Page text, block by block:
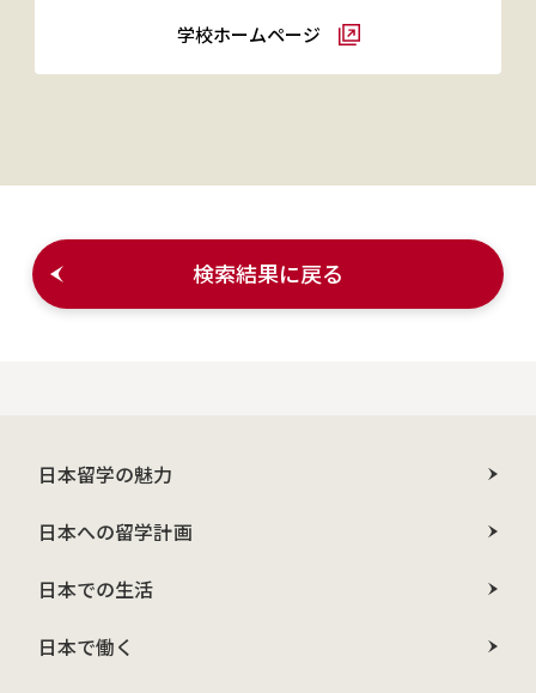
学校ホームページ
検索結果に戻る
日本留学の魅力
日本への留学計画
日本での生活
日本で働く